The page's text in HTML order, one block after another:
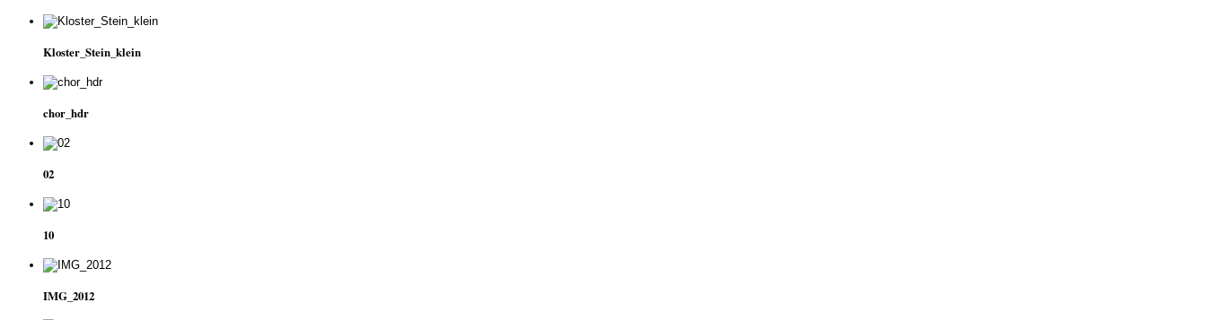
Kloster_Stein_klein
chor_hdr
02
10
IMG_2012